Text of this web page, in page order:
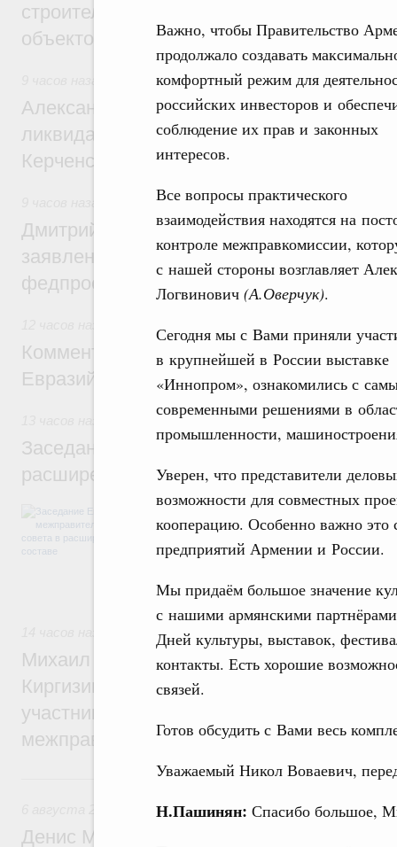
Важно, чтобы Правительство
продолжало создавать
комфортный режим для
российских инвесторов и
соблюдение их прав и законных
интересов.
Все вопросы практического
взаимодействия находятся на
контроле межправкомиссии,
с нашей стороны возглавляет
Логвинович (А.Оверчук).
Сегодня мы с Вами приняли
в крупнейшей в России выставке
«Иннопром», ознакомились с
современными решениями в
промышленности,
Уверен, что представители
возможности для совместных
кооперацию. Особенно важно это
предприятий Армении и России.
Мы придаём большое значение
с нашими армянскими
Дней культуры, выставок,
контакты. Есть хорошие
связей.
Готов обсудить с Вами весь
Уважаемый Никол Воваевич,
Н.Пашинян: Спасибо большое,
строительство и реконструкцию более
объектов
Чрезвычайные ситуации и ликвидация их
Александр Козлов провёл заседание
ликвидации последствий чрезвычайной
Керченском проливе
Среднее профессиональное образование
Дмитрий Чернышенко: Установлен
заявлений от абитуриентов колледжей и
федпроекта «Профессионалитет»
Комментарий Алексея Оверчука по
Евразийского межправительственного
Евразийский экономический союз.
Заседание Евразийского
расширенном составе
В повестке заседания актуальные задачи
числе совершенствование кооперации в
регулирования и администрирования,
обеспечение продовольственной
рынка.
Евразийский экономический союз.
Михаил Мишустин принял участие во
Киргизии Садыра Жапарова с главами
участников заседания Евразийского
межправительственного совета
Вчера
Общие вопросы промышленной политики
Денис Мантуров провёл заседание